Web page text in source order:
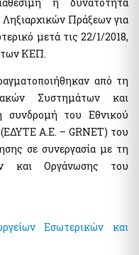
Εξυπηρέτηση
από
από Κέντρο
Εξυπηρέτησης
από τον Δήμο
Πράξεων για
μετά τις 22/1/2018,
των ΚΕΠ.
από τη
Συστημάτων και
συνδρομή του Εθνικού
Α.Ε. – GRNET) του
σε συνεργασία με τη
και Οργάνωσης του
Εσωτερικών και